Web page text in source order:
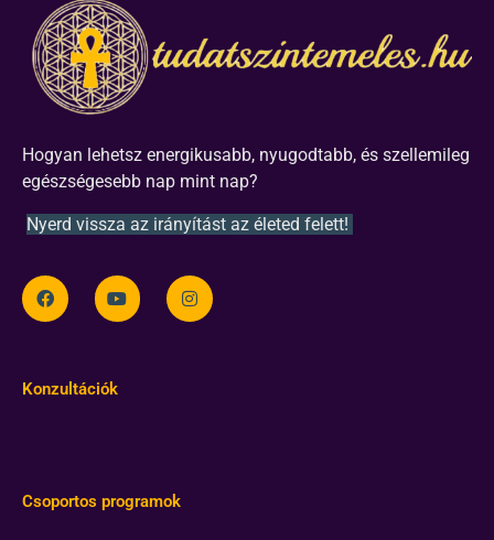
Hogyan lehetsz energikusabb, nyugodtabb, és szellemileg
egészségesebb nap mint nap?
Nyerd vissza az irányítást az életed felett!
Konzultációk
Csoportos programok